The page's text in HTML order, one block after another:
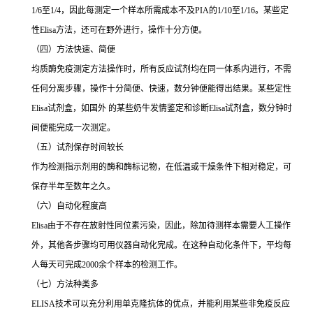
1/6至1/4，因此每测定一个样本所需成本不及PIA的1/10至1/16。某些定
性Elisa方法，还可在野外进行，操作十分方便。
（四）方法快速、简便
均质酶免疫测定方法操作时，所有反应试剂均在同一体系内进行，不需
任何分离步骤，操作十分简便、快速，数分钟便能得出结果。某些定性
Elisa试剂盒，如国外 的某些奶牛发情鉴定和诊断Elisa试剂盒，数分钟时
间便能完成一次测定。
（五）试剂保存时间较长
作为检测指示剂用的酶和酶标记物，在低温或干燥条件下相对稳定，可
保存半年至数年之久。
（六）自动化程度高
Elisa由于不存在放射性同位素污染，因此，除加待测样本需要人工操作
外，其他各步骤均可用仪器自动化完成。在这种自动化条件下，平均每
人每天可完成2000余个样本的检测工作。
（七）方法种类多
ELISA技术可以充分利用单克隆抗体的优点，并能利用某些非免疫反应